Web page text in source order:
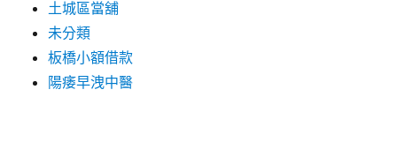
土城區當舖
未分類
板橋小額借款
陽痿早洩中醫